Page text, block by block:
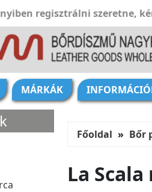
regisztrálni szeretne,
MÁRKÁK
Főoldal Bőr
La